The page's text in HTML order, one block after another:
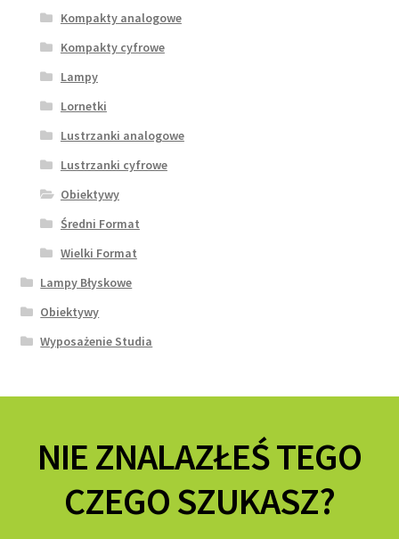
Kompakty analogowe
Kompakty cyfrowe
Lampy
Lornetki
Lustrzanki analogowe
Lustrzanki cyfrowe
Obiektywy
Średni Format
Wielki Format
Lampy Błyskowe
Obiektywy
Wyposażenie Studia
NIE ZNALAZŁEŚ TEGO
CZEGO SZUKASZ?